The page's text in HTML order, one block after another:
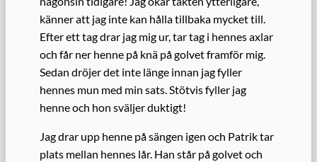
känner att jag inte kan hålla tillbaka mycket till.
Efter ett tag drar jag mig ur, tar tag i hennes axlar
och får ner henne på knä på golvet framför mig.
Sedan dröjer det inte länge innan jag fyller
hennes mun med min sats. Stötvis fyller jag
henne och hon sväljer duktigt!
Jag drar upp henne på sängen igen och Patrik tar
plats mellan hennes lår. Han står på golvet och